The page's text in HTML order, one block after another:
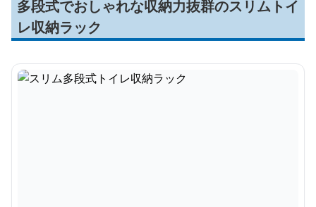
多段式でおしゃれな収納力抜群のスリムトイ
レ収納ラック